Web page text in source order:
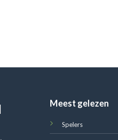
Meest gelezen
Spelers